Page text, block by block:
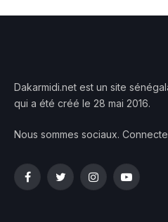
Dakarmidi.net est un site
qui a été créé le 28 mai 2016.
Nous sommes sociaux.
FacebookTwitterInstagramYouTube